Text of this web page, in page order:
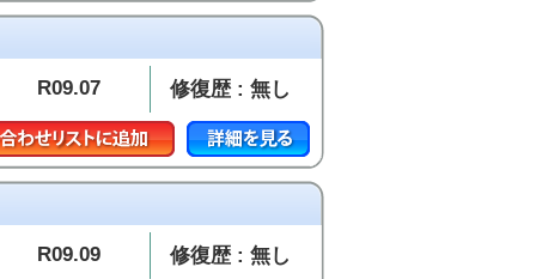
R09.07 修復歴 : 無し
R09.09 修復歴 : 無し